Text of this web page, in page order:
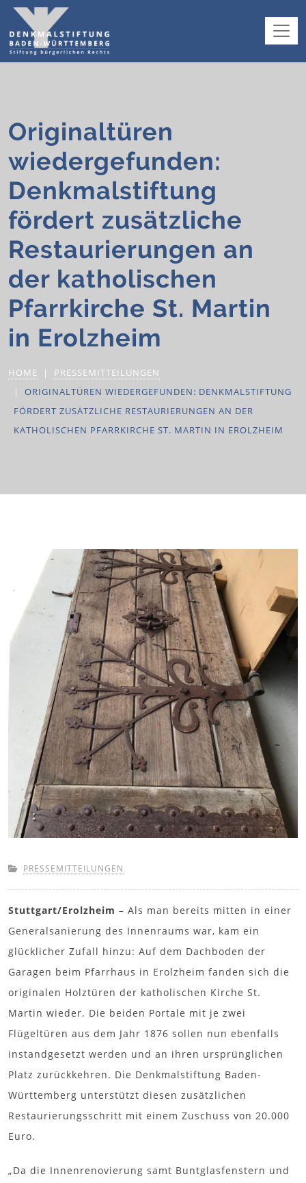
Originaltüren
wiedergefunden:
Denkmalstiftung
fördert zusätzliche
Restaurierungen an
der katholischen
Pfarrkirche St. Martin
in Erolzheim
HOME
PRESSEMITTEILUNGEN
ORIGINALTÜREN WIEDERGEFUNDEN: DENKMALSTIFTUNG
FÖRDERT ZUSÄTZLICHE RESTAURIERUNGEN AN DER
KATHOLISCHEN PFARRKIRCHE ST. MARTIN IN EROLZHEIM
PRESSEMITTEILUNGEN
Stuttgart/Erolzheim – Als man bereits mitten in einer
Generalsanierung des Innenraums war, kam ein
glücklicher Zufall hinzu: Auf dem Dachboden der
Garagen beim Pfarrhaus in Erolzheim fanden sich die
originalen Holztüren der katholischen Kirche St.
Martin wieder. Die beiden Portale mit je zwei
Flügeltüren aus dem Jahr 1876 sollen nun ebenfalls
instandgesetzt werden und an ihren ursprünglichen
Platz zurückkehren. Die Denkmalstiftung Baden-
Württemberg unterstützt diesen zusätzlichen
Restaurierungsschritt mit einem Zuschuss von 20.000
Euro.
„Da die Innenrenovierung samt Buntglasfenstern und